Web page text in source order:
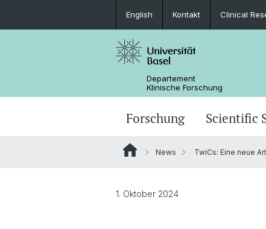
English Kontakt Clinical
Departement
Klinische Forschung
Forschung Scientific
News TwiCs: Eine neue
1. Oktober 2024